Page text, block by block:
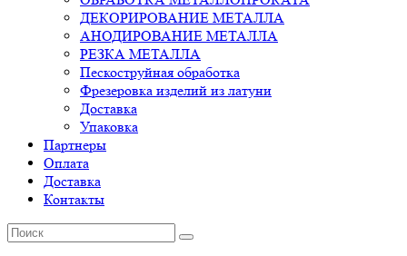
ДЕКОРИРОВАНИЕ МЕТАЛЛА
АНОДИРОВАНИЕ МЕТАЛЛА
РЕЗКА МЕТАЛЛА
Пескоструйная обработка
Фрезеровка изделий из латуни
Доставка
Упаковка
Партнеры
Оплата
Доставка
Контакты